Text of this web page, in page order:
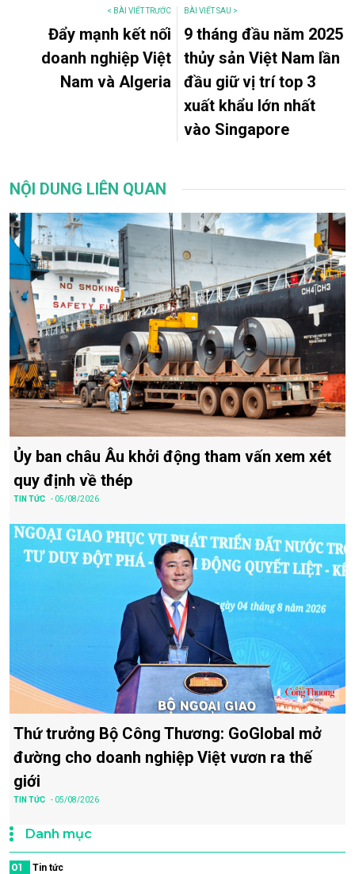
< BÀI VIẾT TRƯỚC
Đẩy mạnh kết nối
doanh nghiệp Việt
Nam và Algeria
BÀI VIẾT SAU >
9 tháng đầu năm 2025
thủy sản Việt Nam lần
đầu giữ vị trí top 3
xuất khẩu lớn nhất
vào Singapore
NỘI DUNG LIÊN QUAN
Ủy ban châu Âu khởi động tham vấn xem xét
quy định về thép
TIN TỨC - 05/08/2026
Thứ trưởng Bộ Công Thương: GoGlobal mở
đường cho doanh nghiệp Việt vươn ra thế
giới
TIN TỨC - 05/08/2026
Danh mục
01 Tin tức